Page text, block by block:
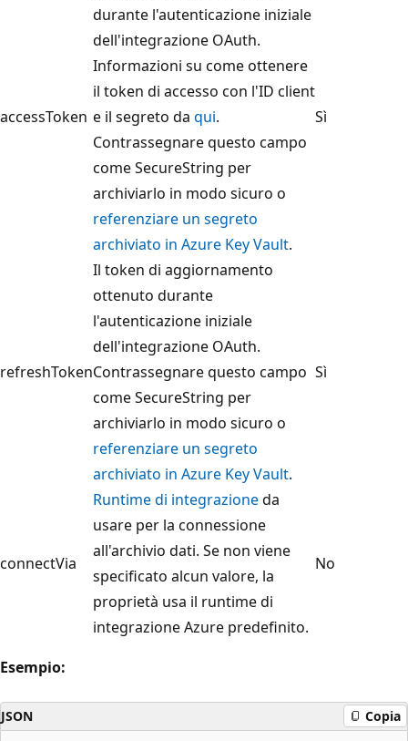
accessToken
durante l'autenticazione iniziale
dell'integrazione OAuth.
Informazioni su come ottenere
il token di accesso con l'ID client
e il segreto da qui.
Contrassegnare questo campo
come SecureString per
archiviarlo in modo sicuro o
referenziare un segreto
archiviato in Azure Key Vault.
Sì
refreshToken
Il token di aggiornamento
ottenuto durante
l'autenticazione iniziale
dell'integrazione OAuth.
Contrassegnare questo campo
come SecureString per
archiviarlo in modo sicuro o
referenziare un segreto
archiviato in Azure Key Vault.
Sì
connectVia
Runtime di integrazioneda
usare per la connessione
all'archivio dati. Se non viene
specificato alcun valore, la
proprietà usa il runtime di
integrazione Azure predefinito.
No
Esempio:
JSON Copia